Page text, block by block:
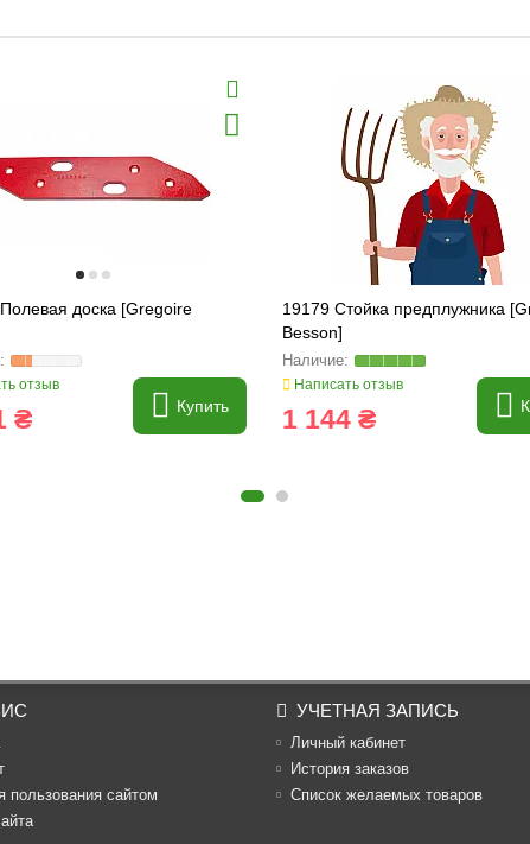
доска [Gregoire
отзыв
₴ Купить
19179 Стойка предплужника
Besson]
Написать отзыв
1 144 ₴
пользования сайтом
УЧЕТНАЯ ЗАПИСЬ
Личный кабинет
История заказов
Список желаемых товаров